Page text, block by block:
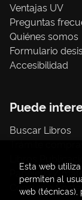
Ventajas UV
Preguntas
Quiénes somos
Formulario
Accesibilidad
Puede
Buscar Libros
Papelería /
Consumo
Esta web
permiten al
web (técnicas),